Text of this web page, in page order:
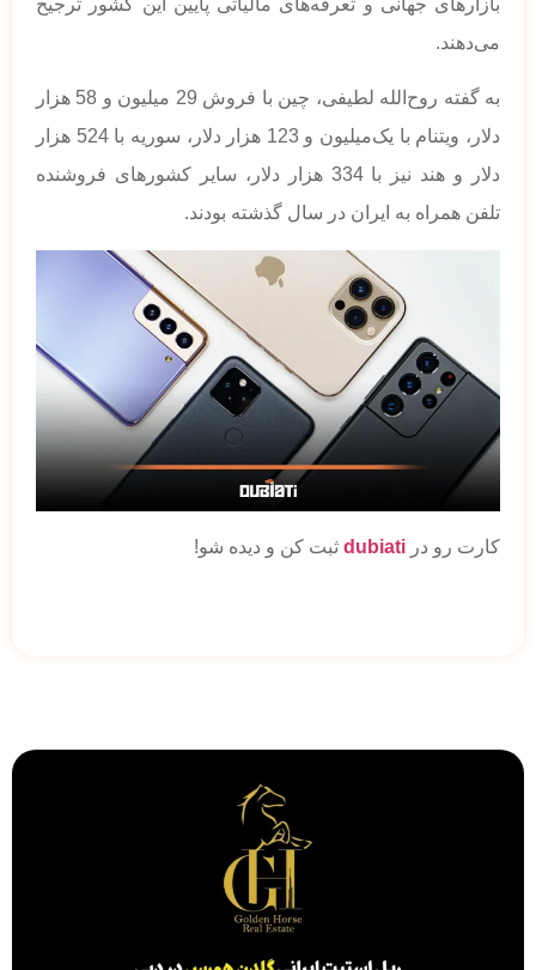
بازارهای جهانی و تعرفه‌های مالیاتی پایین این کشور ترجیح
می‌دهند.
به گفته روح‌الله لطیفی، چین با فروش 29 میلیون و 58 هزار
دلار، ویتنام با یک‌میلیون و 123 هزار دلار، سوریه با 524 هزار
دلار و هند نیز با 334 هزار دلار، سایر کشورهای فروشنده
تلفن همراه به ایران در سال گذشته بودند.
کارت رو در dubiati ثبت کن و دیده شو!